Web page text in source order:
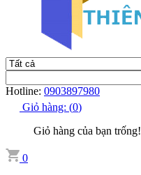
Hotline: 0903897980
Giỏ hàng: (0)
Giỏ hàng của bạn trống!
0